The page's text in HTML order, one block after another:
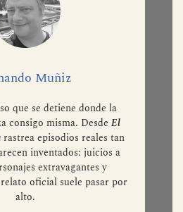
Muñiz
que se detiene donde la
consigo misma. Desde El
rastrea episodios reales tan
inventados: juicios a
extravagantes y
oficial suele pasar por
alto.